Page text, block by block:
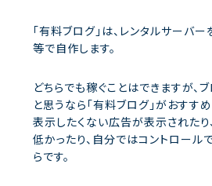
「有料ブログ」は、レンタルサーバ
等で自作します。
どちらでも稼ぐことはできますが、
と思うなら「有料ブログ」がおすす
表示したくない広告が表示されたり
低かったり、自分ではコントロール
らです。